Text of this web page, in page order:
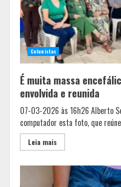
Colunistas
É muita massa
envolvida e reunida
07-03-2026 às 16h26 Alberto
computador esta foto, que
Leia mais